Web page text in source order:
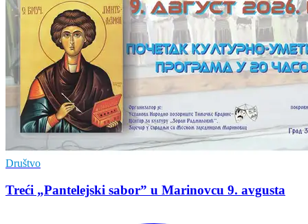
Društvo
Treći „Pantelejski sabor” u Marinovcu 9. avgusta